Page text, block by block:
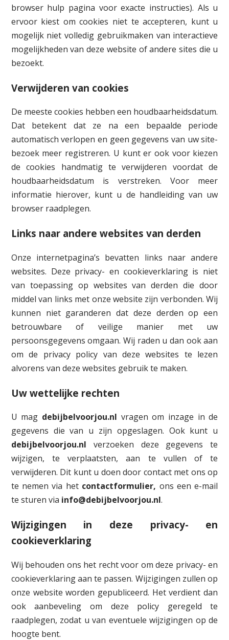
browser hulp pagina voor exacte instructies). Als u
ervoor kiest om cookies niet te accepteren, kunt u
mogelijk niet volledig gebruikmaken van interactieve
mogelijkheden van deze website of andere sites die u
bezoekt.
Verwijderen van cookies
De meeste cookies hebben een houdbaarheidsdatum.
Dat betekent dat ze na een bepaalde periode
automatisch verlopen en geen gegevens van uw site-
bezoek meer registreren. U kunt er ook voor kiezen
de cookies handmatig te verwijderen voordat de
houdbaarheidsdatum is verstreken. Voor meer
informatie hierover, kunt u de handleiding van uw
browser raadplegen.
Links naar andere websites van derden
Onze internetpagina’s bevatten links naar andere
websites. Deze privacy- en cookieverklaring is niet
van toepassing op websites van derden die door
middel van links met onze website zijn verbonden. Wij
kunnen niet garanderen dat deze derden op een
betrouwbare of veilige manier met uw
persoonsgegevens omgaan. Wij raden u dan ook aan
om de privacy policy van deze websites te lezen
alvorens van deze websites gebruik te maken.
Uw wettelijke rechten
U mag debijbelvoorjou.nl vragen om inzage in de
gegevens die van u zijn opgeslagen. Ook kunt u
debijbelvoorjou.nl verzoeken deze gegevens te
wijzigen, te verplaatsten, aan te vullen of te
verwijderen. Dit kunt u doen door contact met ons op
te nemen via het contactformulier, ons een e-mail
te sturen via info@debijbelvoorjou.nl.
Wijzigingen in deze privacy- en
cookieverklaring
Wij behouden ons het recht voor om deze privacy- en
cookieverklaring aan te passen. Wijzigingen zullen op
onze website worden gepubliceerd. Het verdient dan
ook aanbeveling om deze policy geregeld te
raadplegen, zodat u van eventuele wijzigingen op de
hoogte bent.